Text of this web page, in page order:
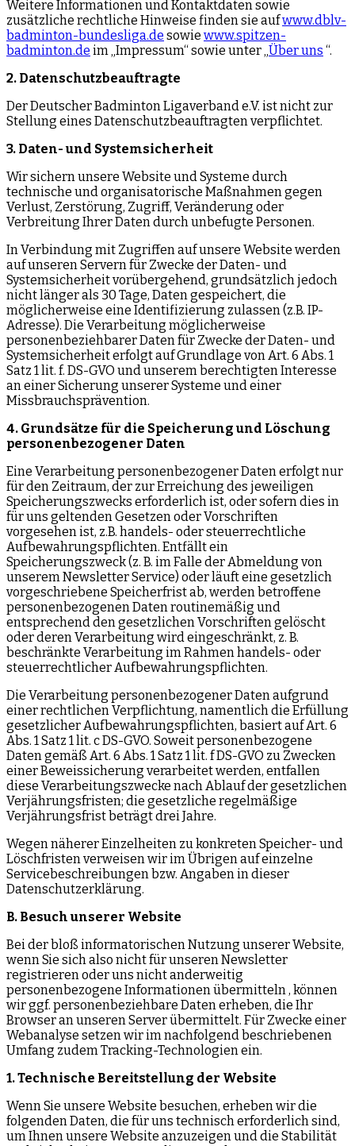
Weitere Informationen und Kontaktdaten sowie
zusätzliche rechtliche Hinweise finden sie aufwww.dblv-
badminton-bundesliga.de sowie www.spitzen-
badminton.de im „Impressum“ sowie unter „ Über uns “.
2. Datenschutzbeauftragte
Der Deutscher Badminton Ligaverband e.V. ist nicht zur
Stellung eines Datenschutzbeauftragten verpflichtet.
3. Daten- und Systemsicherheit
Wir sichern unsere Website und Systeme durch
technische und organisatorische Maßnahmen gegen
Verlust, Zerstörung, Zugriff, Veränderung oder
Verbreitung Ihrer Daten durch unbefugte Personen.
In Verbindung mit Zugriffen auf unsere Website werden
auf unseren Servern für Zwecke der Daten- und
Systemsicherheit vorübergehend, grundsätzlich jedoch
nicht länger als 30 Tage, Daten gespeichert, die
möglicherweise eine Identifizierung zulassen (z.B. IP-
Adresse). Die Verarbeitung möglicherweise
personenbeziehbarer Daten für Zwecke der Daten- und
Systemsicherheit erfolgt auf Grundlage von Art. 6 Abs. 1
Satz 1 lit. f. DS-GVO und unserem berechtigten Interesse
an einer Sicherung unserer Systeme und einer
Missbrauchsprävention.
4. Grundsätze für die Speicherung und Löschung
personenbezogener Daten
Eine Verarbeitung personenbezogener Daten erfolgt nur
für den Zeitraum, der zur Erreichung des jeweiligen
Speicherungszwecks erforderlich ist, oder sofern dies in
für uns geltenden Gesetzen oder Vorschriften
vorgesehen ist, z.B. handels- oder steuerrechtliche
Aufbewahrungspflichten. Entfällt ein
Speicherungszweck (z. B. im Falle der Abmeldung von
unserem Newsletter Service) oder läuft eine gesetzlich
vorgeschriebene Speicherfrist ab, werden betroffene
personenbezogenen Daten routinemäßig und
entsprechend den gesetzlichen Vorschriften gelöscht
oder deren Verarbeitung wird eingeschränkt, z. B.
beschränkte Verarbeitung im Rahmen handels- oder
steuerrechtlicher Aufbewahrungspflichten.
Die Verarbeitung personenbezogener Daten aufgrund
einer rechtlichen Verpflichtung, namentlich die Erfüllung
gesetzlicher Aufbewahrungspflichten, basiert auf Art. 6
Abs. 1 Satz 1 lit. c DS-GVO. Soweit personenbezogene
Daten gemäß Art. 6 Abs. 1 Satz 1 lit. f DS-GVO zu Zwecken
einer Beweissicherung verarbeitet werden, entfallen
diese Verarbeitungszwecke nach Ablauf der gesetzlichen
Verjährungsfristen; die gesetzliche regelmäßige
Verjährungsfrist beträgt drei Jahre.
Wegen näherer Einzelheiten zu konkreten Speicher- und
Löschfristen verweisen wir im Übrigen auf einzelne
Servicebeschreibungen bzw. Angaben in dieser
Datenschutzerklärung.
B. Besuch unserer Website
Bei der bloß informatorischen Nutzung unserer Website,
wenn Sie sich also nicht für unseren Newsletter
registrieren oder uns nicht anderweitig
personenbezogene Informationen übermitteln , können
wir ggf. personenbeziehbare Daten erheben, die Ihr
Browser an unseren Server übermittelt. Für Zwecke einer
Webanalyse setzen wir im nachfolgend beschriebenen
Umfang zudem Tracking-Technologien ein.
1. Technische Bereitstellung der Website
Wenn Sie unsere Website besuchen, erheben wir die
folgenden Daten, die für uns technisch erforderlich sind,
um Ihnen unsere Website anzuzeigen und die Stabilität